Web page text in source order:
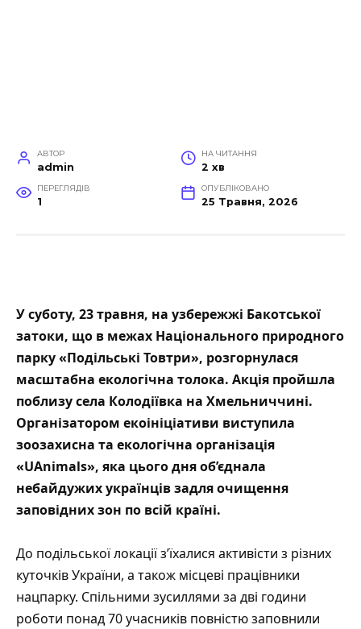
АВТОР
admin
НА ЧИТАННЯ
2 хв
ПЕРЕГЛЯДІВ
1
ОПУБЛІКОВАНО
25 Травня, 2026
У суботу, 23 травня, на узбережжі Бакотської
затоки, що в межах Національного природного
парку «Подільські Товтри», розгорнулася
масштабна екологічна толока. Акція пройшла
поблизу села Колодіївка на Хмельниччині.
Організатором екоініціативи виступила
зоозахисна та екологічна організація
«UAnimals», яка цього дня об’єднала
небайдужих українців задля очищення
заповідних зон по всій країні.
До подільської локації з’їхалися активісти з різних
куточків України, а також місцеві працівники
нацпарку. Спільними зусиллями за дві години
роботи понад 70 учасників повністю заповнили